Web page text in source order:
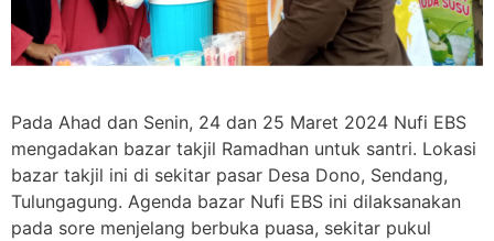
Pada Ahad dan Senin, 24 dan 25 Maret 2024 Nufi EBS
mengadakan bazar takjil Ramadhan untuk santri. Lokasi
bazar takjil ini di sekitar pasar Desa Dono, Sendang,
Tulungagung. Agenda bazar Nufi EBS ini dilaksanakan
pada sore menjelang berbuka puasa, sekitar pukul